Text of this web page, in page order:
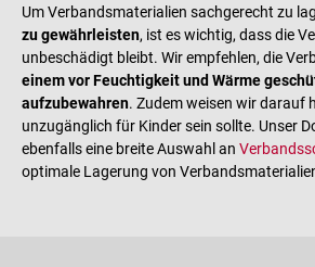
Um Verbandsmaterialien sachgerecht zu
zu gewährleisten, ist es wichtig, dass die
unbeschädigt bleibt. Wir empfehlen, die
einem vor Feuchtigkeit und Wärme
aufzubewahren. Zudem weisen wir darauf
unzugänglich für Kinder sein sollte. Unser
ebenfalls eine breite Auswahl an
optimale Lagerung von